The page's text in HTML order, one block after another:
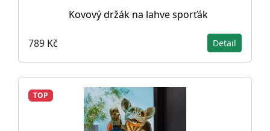
Kovový držák na lahve sporťák
789 Kč Detail
TOP